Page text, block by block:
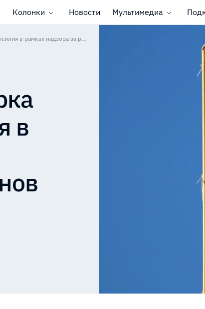
Колонки Новости Мультимедиа
EBA и финансовый регулятор Нью-Йорка объединяют усилия в рамках надзора за рынком стейблкоинов
в